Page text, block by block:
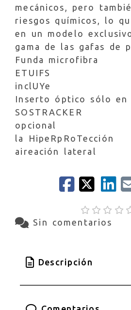
mecánicos, pero
riesgos químicos, lo
en un modelo
gama de las gafas de
Funda microfibra
ETUIFS
inclUYe
Inserto óptico sólo en
SOSTRACKER
opcional
la HipeRpRoTección
aireación lateral
Sin comentarios
Descripción